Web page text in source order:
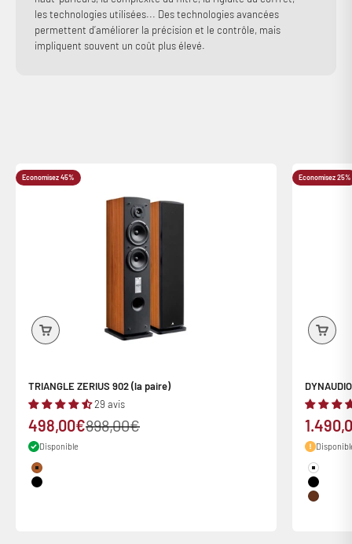
les technologies utilisées... Des technologies avancées
permettent d’améliorer la précision et le contrôle, mais
impliquent souvent un coût plus élevé.
Economisez 45%
TRIANGLE ZERIUS 902 (la paire)
29 avis
Prix de vente
498,00€Prix normal
898,00€
Disponible
Couleur
Cognac
Black
Economisez 25%
Prix
Couleur
White
Black
Noyer